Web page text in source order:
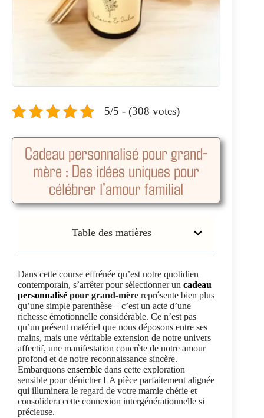
5/5 - (308 votes)
Cadeau personnalisé pour grand-
mère : Des idées uniques pour
célébrer l'amour familial
Table des matières
Dans cette course effrénée qu’est notre quotidien
contemporain, s’arrêter pour sélectionner un cadeau
personnalisé pour grand-mère représente bien plus
qu’une simple parenthèse – c’est un acte d’une
richesse émotionnelle considérable. Ce n’est pas
qu’un présent matériel que nous déposons entre ses
mains, mais une véritable extension de notre univers
affectif, une manifestation concrète de notre amour
profond et de notre reconnaissance sincère.
Embarquons ensemble dans cette exploration
sensible pour dénicher LA pièce parfaitement alignée
qui illuminera le regard de votre mamie chérie et
consolidera cette connexion intergénérationnelle si
précieuse.